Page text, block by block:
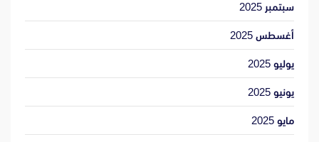
سبتمبر 2025
أغسطس 2025
يوليو 2025
يونيو 2025
مايو 2025